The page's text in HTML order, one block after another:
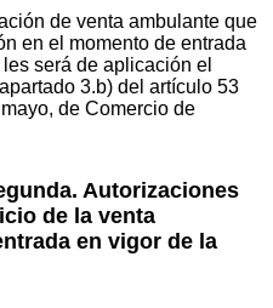
de venta ambulante que
en el momento de entrada
será de aplicación el
3.b) del artículo 53
de Comercio de
Autorizaciones
de la venta
en vigor de la